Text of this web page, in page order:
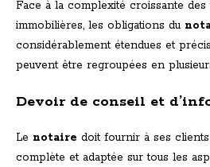
Face à la complexité croissante des
immobilières, les obligations du
considérablement étendues et
peuvent être regroupées en
Devoir de conseil et
Le notaire doit fournir à ses
complète et adaptée sur tous les